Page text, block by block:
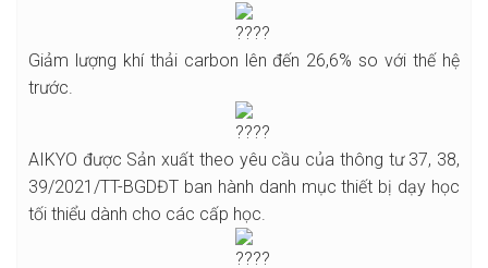
Giảm lượng khí thải carbon lên đến 26,6% so với thế hệ
trước.
AIKYO được Sản xuất theo yêu cầu của thông tư 37, 38,
39/2021/TT-BGDĐT ban hành danh mục thiết bị dạy học
tối thiểu dành cho các cấp học.